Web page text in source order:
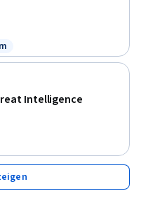
Intelligence